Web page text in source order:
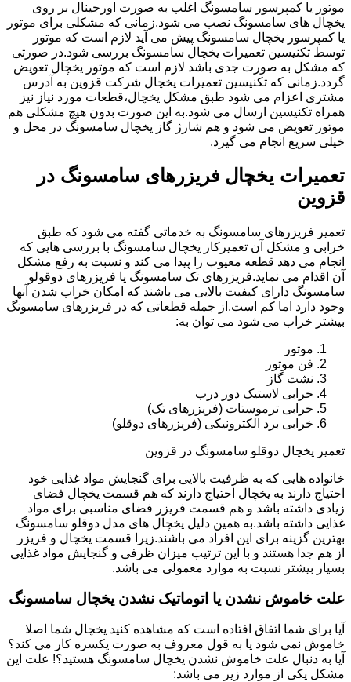
موتور یا کمپرسور سامسونگ اغلب به صورت اورجینال بر روی
یخچال های سامسونگ نصب می شود.زمانی که مشکلی برای موتور
یا کمپرسور یخچال سامسونگ پیش می آید لازم است که موتور
توسط تکنیسین تعمیرات یخچال سامسونگ بررسی شود.در صورتی
که مشکل به صورت جدی باشد لازم است که موتور یخچال تعویض
گردد.زمانی که تکنیسین تعمیرات یخچال شرکت قزوین به آدرس
مشتری اعزام می شود طبق مشکل یخچال،قطعات مورد نیاز نیز
همراه تکنیسین ارسال می شود.به این صورت بدون هیچ مشکلی هم
موتور تعویض می شود و هم شارژ گاز یخچال سامسونگ در محل و
خیلی سریع انجام می گیرد.
تعمیرات یخچال فریزرهای سامسونگ در
قزوین
تعمیر فریزرهای سامسونگ به خدماتی گفته می شود که طبق
خرابی و مشکل آن تعمیرکار یخچال سامسونگ با بررسی هایی که
انجام می دهد قطعه معیوب را پیدا می کند و نسبت به رفع مشکل
آن اقدام می نماید.فریزرهای تک سامسونگ یا فریزرهای دوقولو
سامسونگ دارای کیفیت بالایی می باشند که امکان خراب شدن آنها
وجود دارد اما کم است.از جمله قطعاتی که در فریزرهای سامسونگ
بیشتر خراب می شود می توان به:
موتور
فن موتور
نشت گاز
خرابی لاستیک دور درب
خرابی ترموستات (فریزرهای تک)
خرابی برد الکترونیکی (فریزرهای دوقلو)
تعمیر یخچال دوقلو سامسونگ در قزوین
خانواده هایی که به ظرفیت بالایی برای گنجایش مواد غذایی خود
احتیاج دارند به یخچال احتیاج دارند که هم قسمت یخچال فضای
زیادی داشته باشد و هم قسمت فریزر فضای مناسبی برای مواد
غذایی داشته باشد.به همین دلیل یخچال های مدل دوقلو سامسونگ
بهترین گزینه برای این افراد می باشند.زیرا قسمت یخچال و فریزر
از هم جدا هستند و با این ترتیب میزان ظرفی و گنجایش مواد غذایی
بسیار بیشتر نسبت به موارد معمولی می باشد.
علت خاموش نشدن یا اتوماتیک نشدن یخچال سامسونگ
آیا برای شما اتفاق افتاده است که مشاهده کنید یخچال شما اصلا
خاموش نمی شود یا به قول معروف به صورت یکسره کار می کند؟
آیا به دنبال علت خاموش نشدن یخچال سامسونگ هستید؟! علت این
مشکل یکی از موارد زیر می باشد: